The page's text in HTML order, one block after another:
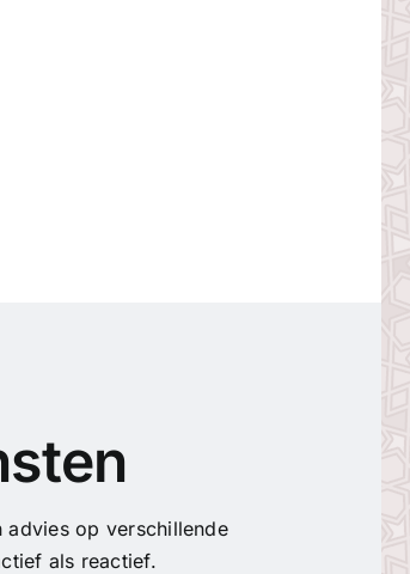
advies op verschillende
als reactief.